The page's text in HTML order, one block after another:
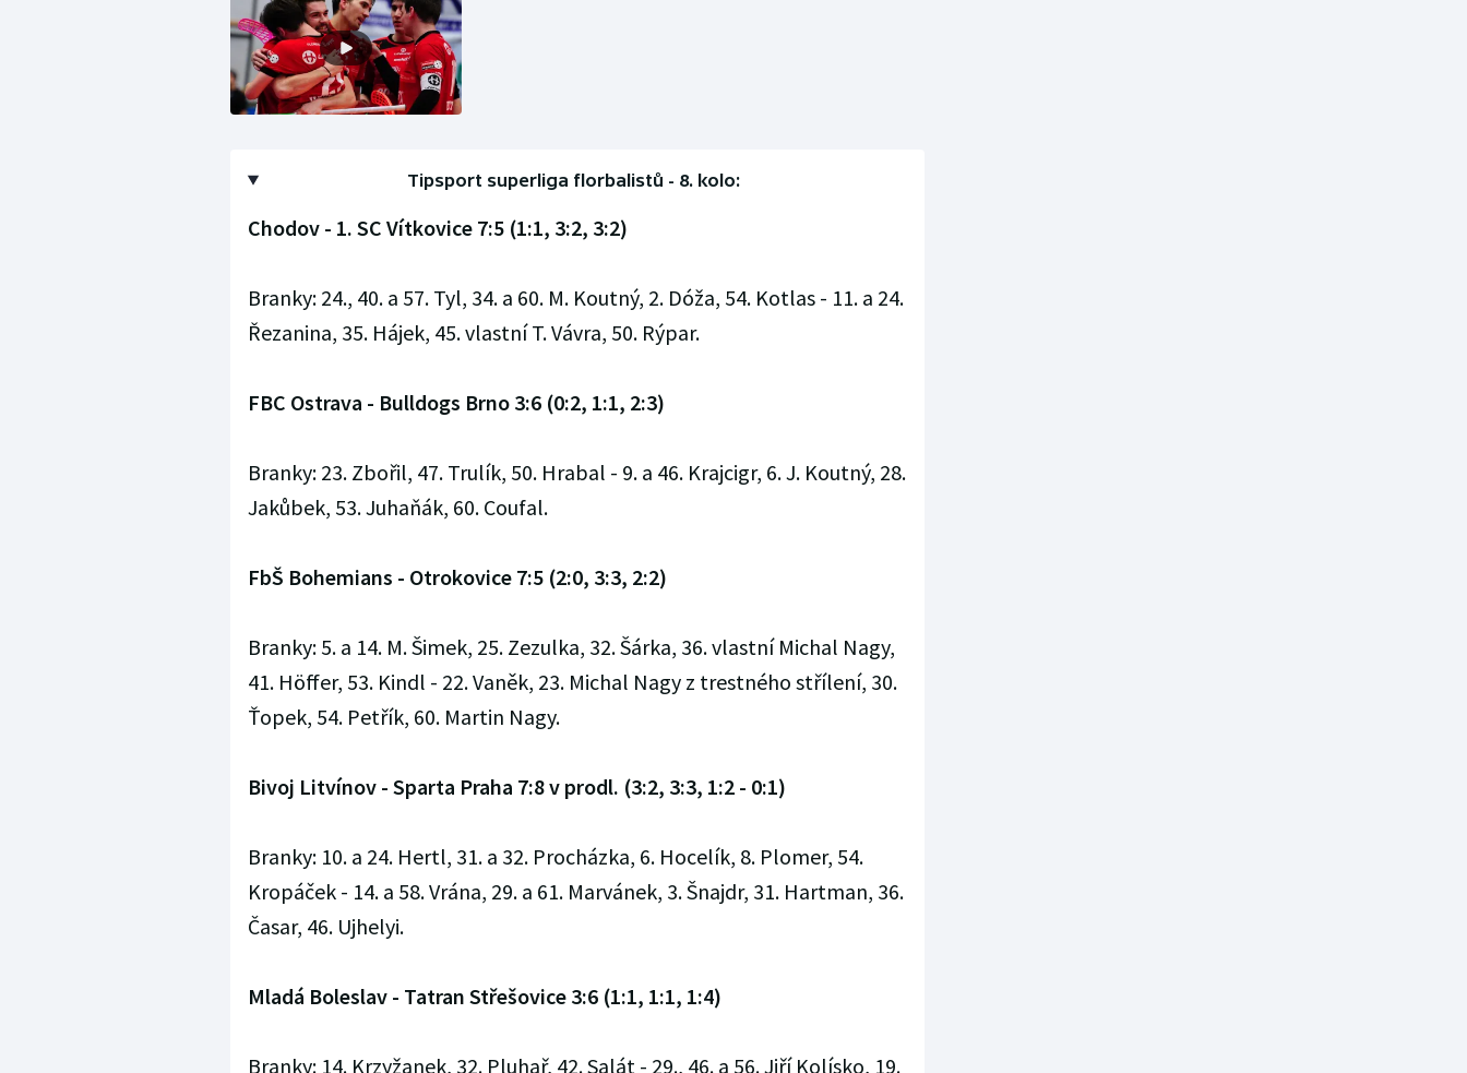
Tipsport superliga florbalistů - 8. kolo:
Chodov - 1. SC Vítkovice 7:5 (1:1, 3:2, 3:2)
Branky: 24., 40. a 57. Tyl, 34. a 60. M. Koutný, 2. Dóža, 54. Kotlas - 11. a 24.
Řezanina, 35. Hájek, 45. vlastní T. Vávra, 50. Rýpar.
FBC Ostrava - Bulldogs Brno 3:6 (0:2, 1:1, 2:3)
Branky: 23. Zbořil, 47. Trulík, 50. Hrabal - 9. a 46. Krajcigr, 6. J. Koutný, 28.
Jakůbek, 53. Juhaňák, 60. Coufal.
FbŠ Bohemians - Otrokovice 7:5 (2:0, 3:3, 2:2)
Branky: 5. a 14. M. Šimek, 25. Zezulka, 32. Šárka, 36. vlastní Michal Nagy,
41. Höffer, 53. Kindl - 22. Vaněk, 23. Michal Nagy z trestného střílení, 30.
Ťopek, 54. Petřík, 60. Martin Nagy.
Bivoj Litvínov - Sparta Praha 7:8 v prodl. (3:2, 3:3, 1:2 - 0:1)
Branky: 10. a 24. Hertl, 31. a 32. Procházka, 6. Hocelík, 8. Plomer, 54.
Kropáček - 14. a 58. Vrána, 29. a 61. Marvánek, 3. Šnajdr, 31. Hartman, 36.
Časar, 46. Ujhelyi.
Mladá Boleslav - Tatran Střešovice 3:6 (1:1, 1:1, 1:4)
Branky: 14. Krzyžanek, 32. Pluhař, 42. Salát - 29., 46. a 56. Jiří Kolísko, 19.